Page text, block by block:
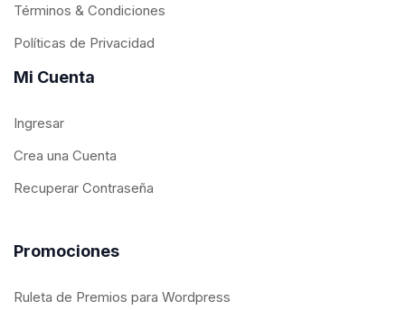
Términos & Condiciones
Políticas de Privacidad
Mi Cuenta
Ingresar
Crea una Cuenta
Recuperar Contraseña
Promociones
Ruleta de Premios para Wordpress